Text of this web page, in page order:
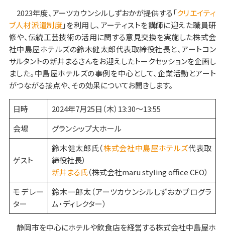
2023年度、アーツカウンシルしずおかが提供する「クリエイティ
ブ人材派遣制度」を利用し、アーティストを講師に迎えた職員研
修や、伝統工芸技術の活用に関する意見交換を実施した株式会
社中島屋ホテルズの鈴木健太郎代表取締役社長と、アートコン
サルタントの新井まるさんをお迎えしたトークセッションを企画し
ました。中島屋ホテルズの事例を中心として、企業活動とアート
がつながる接点や、その効果についてお聞きします。
日時
2024年7月25日（木）13:30～13:55
会場
グランシップ大ホール
ゲスト
鈴木健太郎氏（株式会社中島屋ホテルズ代表取
締役社長）
新井まる氏（株式会社maru styling office CEO）
モデレー
ター
鈴木一郎太（アーツカウンシルしずおかプログラ
ム・ディレクター）
静岡市を中心にホテルや飲食店を経営する株式会社中島屋ホ